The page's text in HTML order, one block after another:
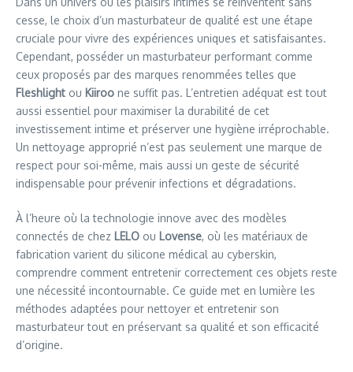
cesse, le choix d’un masturbateur de qualité est une étape
cruciale pour vivre des expériences uniques et satisfaisantes.
Cependant, posséder un masturbateur performant comme
ceux proposés par des marques renommées telles que
Fleshlight ou Kiiroo ne suffit pas. L’entretien adéquat est tout
aussi essentiel pour maximiser la durabilité de cet
investissement intime et préserver une hygiène irréprochable.
Un nettoyage approprié n’est pas seulement une marque de
respect pour soi-même, mais aussi un geste de sécurité
indispensable pour prévenir infections et dégradations.
À l’heure où la technologie innove avec des modèles
connectés de chez LELO ou Lovense, où les matériaux de
fabrication varient du silicone médical au cyberskin,
comprendre comment entretenir correctement ces objets reste
une nécessité incontournable. Ce guide met en lumière les
méthodes adaptées pour nettoyer et entretenir son
masturbateur tout en préservant sa qualité et son efficacité
d’origine.